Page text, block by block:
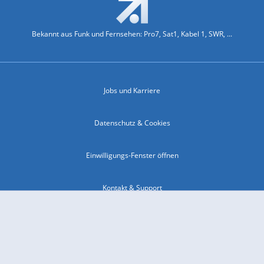
Bekannt aus Funk und Fernsehen: Pro7, Sat1, Kabel 1, SWR, ...
Jobs und Karriere
Datenschutz & Cookies
Einwilligungs-Fenster öffnen
Kontakt & Support